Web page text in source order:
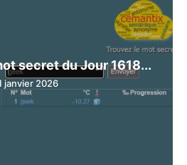
secret du Jour 1618...
janvier 2026